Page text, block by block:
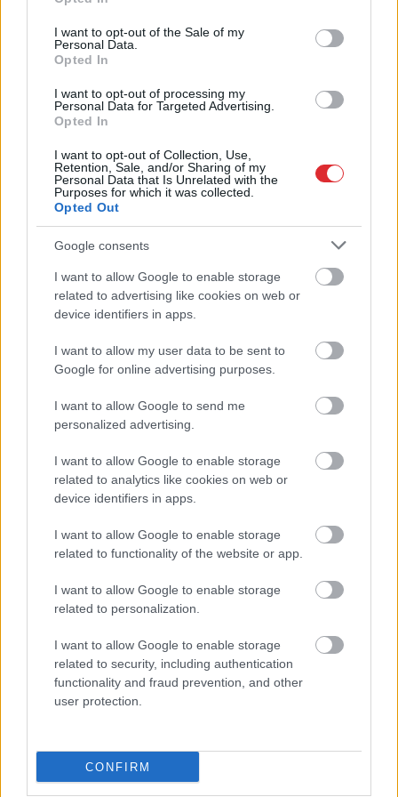
use your data for below specified purposes in below Google
consent section.
I want to opt-out of the Sale of my
Personal Data.
Opted In
I want to opt-out of processing my
Personal Data for Targeted Advertising.
Opted In
I want to opt-out of Collection, Use,
Retention, Sale, and/or Sharing of my
Personal Data that Is Unrelated with the
Purposes for which it was collected.
Opted Out
Google consents
I want to allow Google to enable storage
related to advertising like cookies on web or
device identifiers in apps.
I want to allow my user data to be sent to
Google for online advertising purposes.
I want to allow Google to send me
personalized advertising.
I want to allow Google to enable storage
related to analytics like cookies on web or
device identifiers in apps.
I want to allow Google to enable storage
related to functionality of the website or app.
I want to allow Google to enable storage
related to personalization.
I want to allow Google to enable storage
related to security, including authentication
functionality and fraud prevention, and other
user protection.
CONFIRM
Zemītis ar lepnumu atrāda
savu jauno statusu
LASĪTĀKIE
Nosauktināvējošākie automobiļi uz
ceļiem: turam īkšķus, lai neatrodi sarakstā
Kasnotiek, kad aizveras guļamistabas
durvis? Zodiaka zīme atklāj tavu intīmo
Ukraina trāpījusi Krievijas biznesa sirdī?
Sekas var būt daudz nopietnākas par
sadegušām noliktavām
Devās pārgājienā, bet no tā neatgriezās…
Atklājas jaunas detaļas par Klāsa Vāveres
Viņu skatiens “izurbjas” citiem cauri: 3
datumi, kuros dzimušos mēdz uzskatīt
par biedējošiem
Lasīt citas ziņas
Atcelt Ziņot